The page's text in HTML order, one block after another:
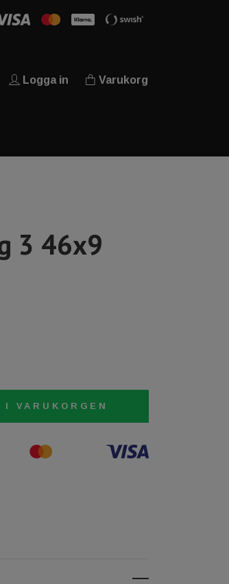
Logga in Varukorg
3 46x9
I VARUKORGEN